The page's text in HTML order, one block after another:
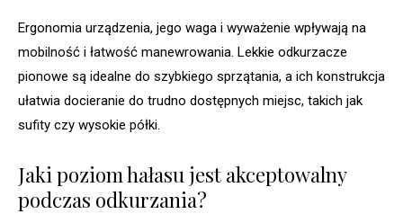
Ergonomia urządzenia, jego waga i wyważenie wpływają na
mobilność i łatwość manewrowania. Lekkie odkurzacze
pionowe są idealne do szybkiego sprzątania, a ich konstrukcja
ułatwia docieranie do trudno dostępnych miejsc, takich jak
sufity czy wysokie półki.
Jaki poziom hałasu jest akceptowalny
podczas odkurzania?